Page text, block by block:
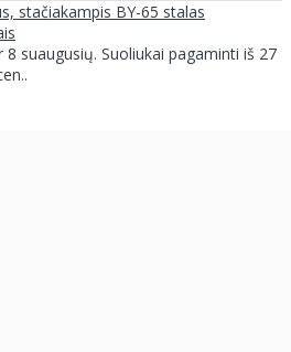
stačiakampis BY-65 stalas
suaugusių. Suoliukai pagaminti iš 27